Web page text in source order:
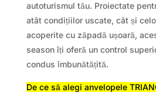
autoturismul tău. Proiectate
atât condițiilor uscate, cât și
acoperite cu zăpadă ușoară,
season îți oferă un control
condus îmbunătățită.
De ce să alegi anvelopele